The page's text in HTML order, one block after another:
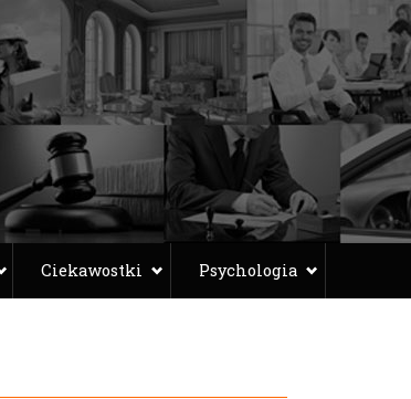
Ciekawostki Psychologia